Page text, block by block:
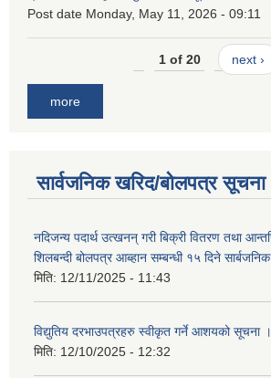
Post date Monday, May 11, 2026 - 09:11
1 of 20 next ›
more
सार्वजनिक खरिद/बोलपत्र सूचना
नदिजन्य पदार्थ उत्खनन् गरी बिक्री वितरण तथा
शिलबन्दी बोलपत्र आब्हान सम्बन्धी १५ दिने
मिति: 12/11/2025 - 11:43
विद्युतिय दरभाउपत्रहरु स्वीकृत गर्ने आशयको सूचना ।
मिति: 12/10/2025 - 12:32